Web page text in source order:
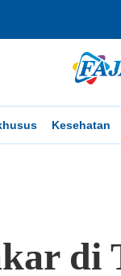
Kesehatan
di